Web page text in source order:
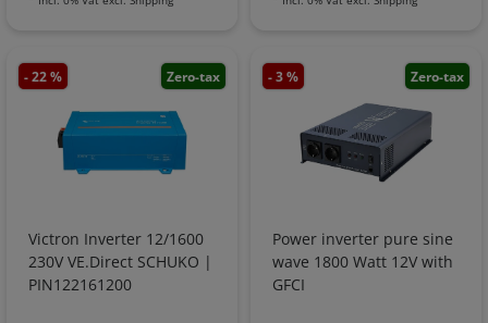
- 22 % Zero-tax
Victron Inverter 12/1600
230V VE.Direct SCHUKO |
PIN122161200
- 3 % Zero-tax
Power inverter pure sine
wave 1800 Watt 12V with
GFCI